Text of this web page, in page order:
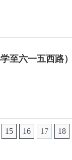
至六一五西路
15 16 17 18